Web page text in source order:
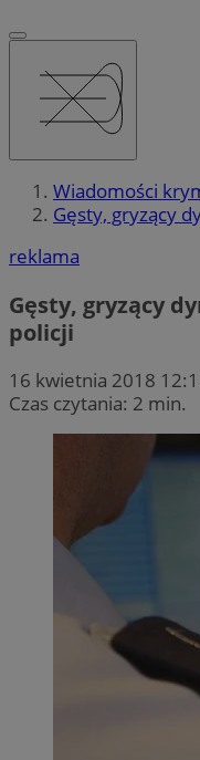
Wiadomości
Gęsty, gryzący
reklama
Gęsty, gryzący
policji
16 kwietnia 2018
Czas czytania: 2 min.